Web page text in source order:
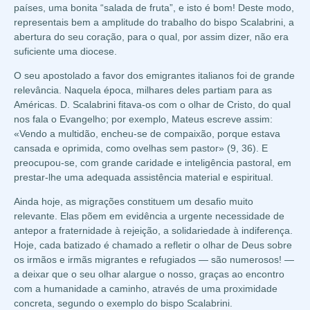
países, uma bonita “salada de fruta”, e isto é bom! Deste modo,
representais bem a amplitude do trabalho do bispo Scalabrini, a
abertura do seu coração, para o qual, por assim dizer, não era
suficiente uma diocese.
O seu apostolado a favor dos emigrantes italianos foi de grande
relevância. Naquela época, milhares deles partiam para as
Américas. D. Scalabrini fitava-os com o olhar de Cristo, do qual
nos fala o Evangelho; por exemplo, Mateus escreve assim:
«Vendo a multidão, encheu-se de compaixão, porque estava
cansada e oprimida, como ovelhas sem pastor» (9, 36). E
preocupou-se, com grande caridade e inteligência pastoral, em
prestar-lhe uma adequada assistência material e espiritual.
Ainda hoje, as migrações constituem um desafio muito
relevante. Elas põem em evidência a urgente necessidade de
antepor a fraternidade à rejeição, a solidariedade à indiferença.
Hoje, cada batizado é chamado a refletir o olhar de Deus sobre
os irmãos e irmãs migrantes e refugiados — são numerosos! —
a deixar que o seu olhar alargue o nosso, graças ao encontro
com a humanidade a caminho, através de uma proximidade
concreta, segundo o exemplo do bispo Scalabrini.